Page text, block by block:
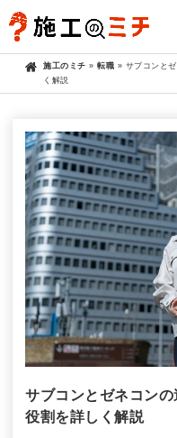
施工のミチ » 転職 » サブコンと
く解説
サブコンとゼネコン
役割を詳しく解説